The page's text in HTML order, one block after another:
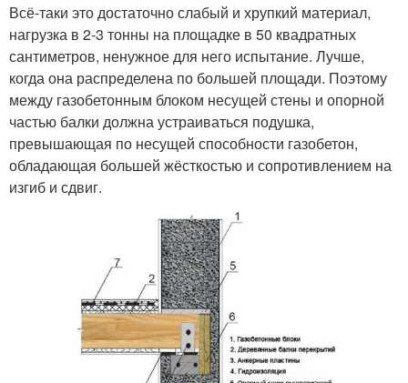
Всё-таки это достаточно слабый и хрупкий материал,
нагрузка в 2-3 тонны на площадке в 50 квадратных
сантиметров, ненужное для него испытание. Лучше,
когда она распределена по большей площади. Поэтому
между газобетонным блоком несущей стены и опорной
частью балки должна устраиваться подушка,
превышающая по несущей способности газобетон,
обладающая большей жёсткостью и сопротивлением на
изгиб и сдвиг.